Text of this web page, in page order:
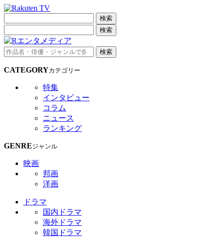
検索
検索
検索
CATEGORYカテゴリー
特集
インタビュー
コラム
ニュース
ランキング
GENREジャンル
映画
邦画
洋画
ドラマ
国内ドラマ
海外ドラマ
韓国ドラマ